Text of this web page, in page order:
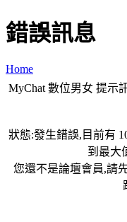
錯誤訊息
Home
MyChat 數位男女 提示
狀態:發生錯誤,目前有
到最大
您還不是論壇會員,請